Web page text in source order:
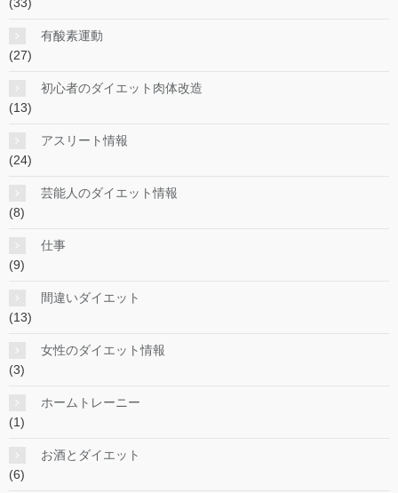
有酸素運動
(27)
初心者のダイエット肉体改造
(13)
アスリート情報
(24)
芸能人のダイエット情報
(8)
仕事
(9)
間違いダイエット
(13)
女性のダイエット情報
(3)
ホームトレーニー
(1)
お酒とダイエット
(6)